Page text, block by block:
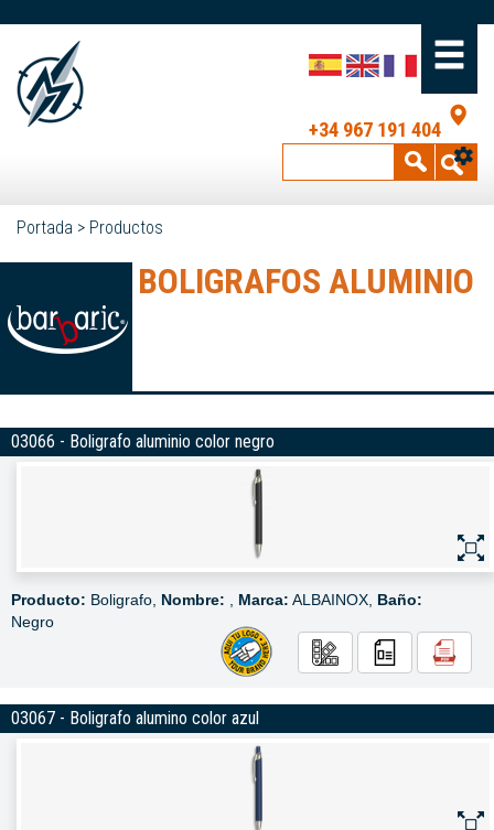
+34 967 191 404
Portada > Productos
BOLIGRAFOS ALUMINIO
03066 - Boligrafo aluminio color negro
Producto: Boligrafo, Nombre: Marca: ALBAINOX, Baño:
Negro
03067 - Boligrafo alumino color azul